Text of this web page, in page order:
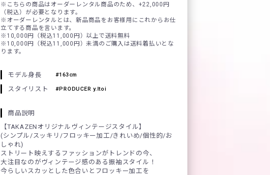
※こちらの商品はオーダーレンタル商品のため、+22,000円
（税込）が必要となります。
※オーダーレンタルとは、新品商品をお客様用にこれからお仕
立てする商品を言います。
※10,000円（税込11,000円）以上で送料無料
※10,000円（税込11,000円）未満のご購入は送料着払いとな
ります。
モデル身長 163cm
スタイリスト PRODUCER y.Itoi
商品説明
【TAKAZENオリジナルヴィンテージスタイル】
(シンプル/スッキリ/フロッキー加工/きれいめ/個性的/お
しゃれ)
ストリート映えするファッションがトレンドの今、
大注目なのがヴィンテージ感のある振袖スタイル！
今らしいスカッとした色合いとフロッキー加工を